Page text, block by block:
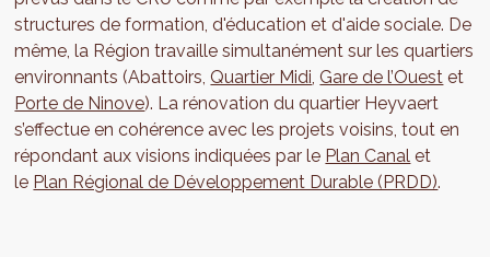
structures de formation, d'éducation et d'aide sociale. De
même, la Région travaille simultanément sur les quartiers
environnants (Abattoirs, Quartier Midi, Gare de l’Ouest et
Porte de Ninove). La rénovation du quartier Heyvaert
s’effectue en cohérence avec les projets voisins, tout en
répondant aux visions indiquées par le Plan Canal et
le Plan Régional de Développement Durable (PRDD).